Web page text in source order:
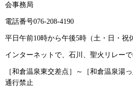
会事務局
電話番号076-208-4190
平日午前10時から午後5時（土・日・祝
インターネットで、石川、聖火リレー
［和倉温泉東交差点］～［和倉温泉湯
通行禁止